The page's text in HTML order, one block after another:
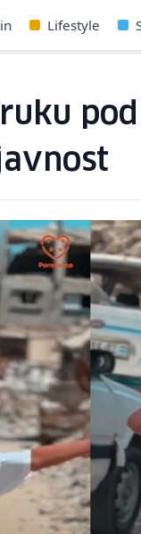
Lifestyle